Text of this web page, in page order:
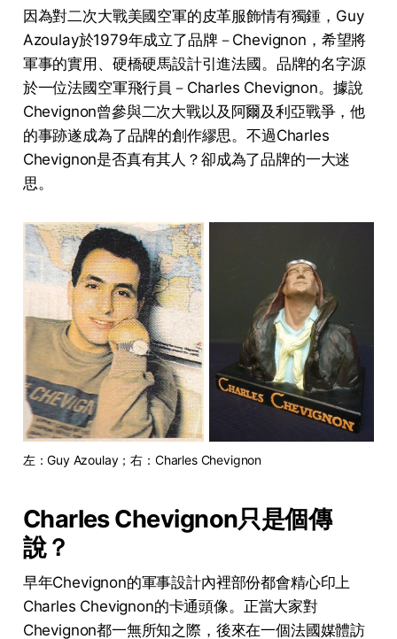
因為對二次大戰美國空軍的皮革服飾情有獨鍾，Guy
Azoulay於1979年成立了品牌－Chevignon，希望將
軍事的實用、硬橋硬馬設計引進法國。品牌的名字源
於一位法國空軍飛行員－Charles Chevignon。據說
Chevignon曾參與二次大戰以及阿爾及利亞戰爭，他
的事跡遂成為了品牌的創作繆思。不過Charles
Chevignon是否真有其人？卻成為了品牌的一大迷
思。
左：Guy Azoulay；右：Charles Chevignon
Charles Chevignon只是個傳
說？
早年Chevignon的軍事設計內裡部份都會精心印上
Charles Chevignon的卡通頭像。正當大家對
Chevignon都一無所知之際，後來在一個法國媒體訪